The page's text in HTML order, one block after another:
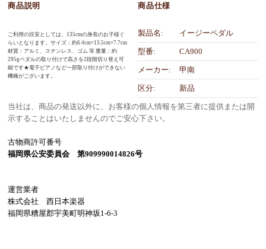
商品説明
ご利用の目安としては、135cmの身長のお子様ぐ
らいとなります。サイズ：約6.4cm×13.5cm×7.7cm
材質：アルミ、ステンレス、ゴム 等 重量：約
295gペダルの取り付けで高さを2段階切り替え可
能です★電子ピアノなど一部取り付けができない
機種がございます。
商品仕様
製品名: イージーペダル
型番: CA900
メーカー: 甲南
区分: 新品
当社は、商品の発送以外に、お客様の個人情報を第三者に提供または開
示することはいたしませんのでご安心下さい。
古物商許可番号
福岡県公安委員会 第909990014826号
運営業者
株式会社 西日本楽器
福岡県糟屋郡宇美町明神坂1-6-3